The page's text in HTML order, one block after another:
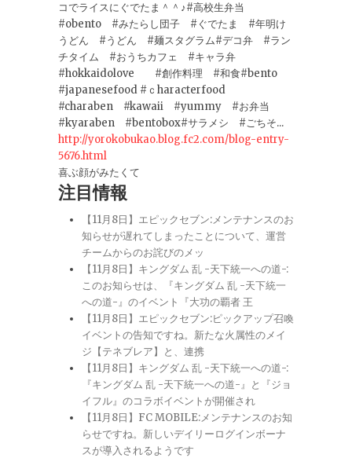
コでライスにぐでたま＾＾♪#高校生弁当
#obento #みたらし団子 #ぐでたま #年明け
うどん #うどん #麺スタグラム#デコ弁 #ラン
チタイム #おうちカフェ #キャラ弁
#hokkaidolove #創作料理 #和食#bento
#japanesefood #ｃharacterfood
#charaben #kawaii #yummy #お弁当
#kyaraben #bentobox#サラメシ #ごちそ...
http://yorokobukao.blog.fc2.com/blog-entry-
5676.html
喜ぶ顔がみたくて
注目情報
【11月8日】エピックセブン:メンテナンスのお
知らせが遅れてしまったことについて、運営
チームからのお詫びのメッ
【11月8日】キングダム 乱 -天下統一への道-:
このお知らせは、『キングダム 乱 -天下統一
への道-』のイベント『大功の覇者 王
【11月8日】エピックセブン:ピックアップ召喚
イベントの告知ですね。新たな火属性のメイ
ジ【テネブレア】と、連携
【11月8日】キングダム 乱 -天下統一への道-:
『キングダム 乱 -天下統一への道-』と『ジョ
イフル』のコラボイベントが開催され
【11月8日】FC MOBILE:メンテナンスのお知
らせですね。新しいデイリーログインボーナ
スが導入されるようです